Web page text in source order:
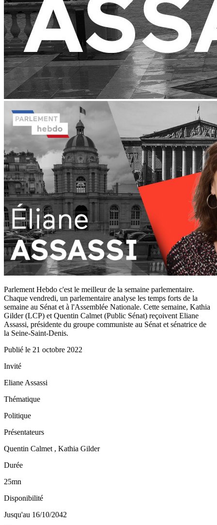
Parlement Hebdo c'est le meilleur de la semaine parlementaire.
Chaque vendredi, un parlementaire analyse les temps forts de la
semaine au Sénat et à l'Assemblée Nationale. Cette semaine, Kathia
Gilder (LCP) et Quentin Calmet (Public Sénat) reçoivent Eliane
Assassi, présidente du groupe communiste au Sénat et sénatrice de
la Seine-Saint-Denis.
Publié le 21 octobre 2022
Invité
Eliane Assassi
Thématique
Politique
Présentateurs
Quentin Calmet , Kathia Gilder
Durée
25mn
Disponibilité
Jusqu'au 16/10/2042